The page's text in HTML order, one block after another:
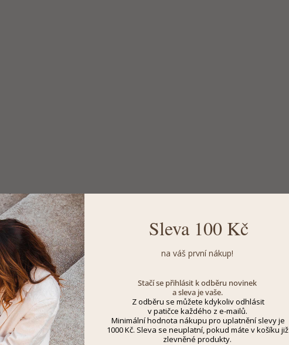
Sleva 100 Kč
na váš první nákup!
Stačí se přihlásit k odběru novinek
a sleva je vaše.
Z odběru se můžete kdykoliv odhlásit
v patičce každého z e-mailů.
Minimální hodnota nákupu pro uplatnění slevy je
1000 Kč. Sleva se neuplatní, pokud máte v košíku již
zlevněné produkty.